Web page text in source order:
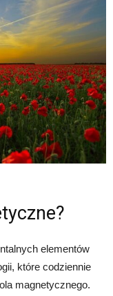
elementów
które codziennie
magnetycznego.